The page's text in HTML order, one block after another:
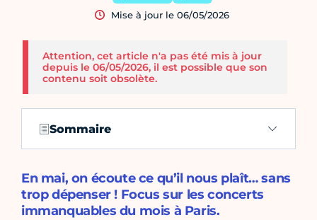
Mise à jour le 06/05/2026
Attention, cet article n'a pas été mis à jour
depuis le 06/05/2026, il est possible que son
contenu soit obsolète.
Sommaire
En mai, on écoute ce qu’il nous plaît… sans
trop dépenser ! Focus sur les concerts
immanquables du mois à Paris.